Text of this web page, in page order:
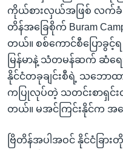
ကိုယ်စားလှယ်အဖြစ် လက်
တိန်အခြေစိုက် Buram
တယ်။ စစ်ကောင်စီပြောခွင့်
မြန်မာနဲ့ သံတမန်ဆက် ဆံရေ
နိုင်ငံတခုချင်းစီရဲ့ သဘောထ
ကပြုလုပ်တဲ့ သတင်းစာရှင်းလင်
တယ်။ မအင်ကြင်းနိုင်က အသ
ဗြိတိန်အပါအဝင် နိုင်ငံခြား